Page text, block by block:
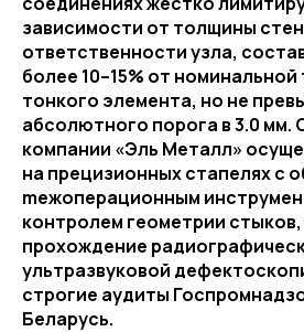
зависимости от толщины
ответственности узла,
более 10–15% от
тонкого элемента, но не
абсолютного порога в 3.0 мм.
компании «Эль Металл»
на прецизионных стапелях с
meжоперационным
контролем геометрии
прохождение
ультразвуковой
строгие аудиты
Беларусь.